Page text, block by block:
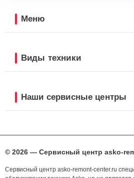
Меню
Виды техники
Наши сервисные центры
© 2026 — Сервисный центр asko-
Сервисный центр asko-remont-center.ru